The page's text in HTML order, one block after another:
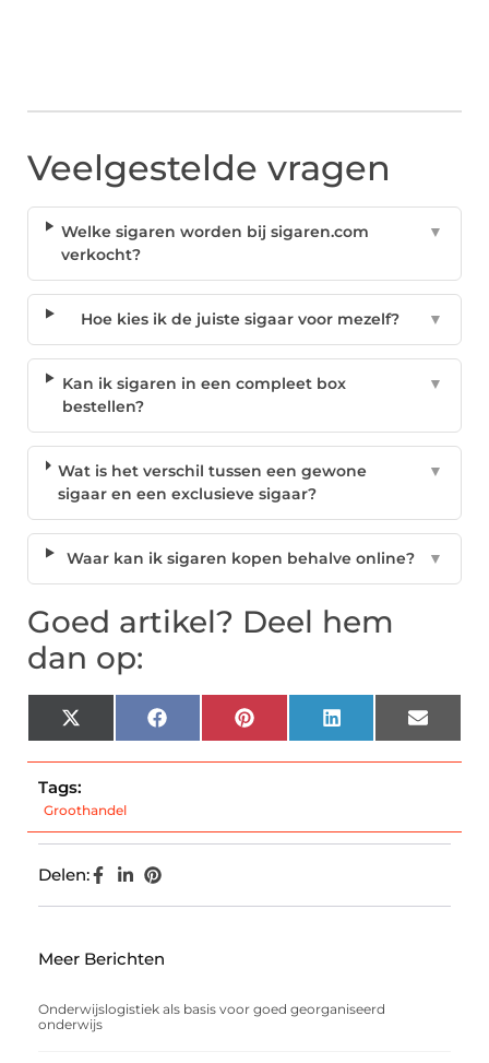
Veelgestelde vragen
Welke sigaren worden bij sigaren.com
verkocht?
▼
Hoe kies ik de juiste sigaar voor mezelf? ▼
Kan ik sigaren in een compleet box
bestellen?
▼
Wat is het verschil tussen een gewone
sigaar en een exclusieve sigaar?
▼
Waar kan ik sigaren kopen behalve online? ▼
Goed artikel? Deel hem
dan op:
X
(Twitter)
Facebook Pinterest LinkedIn Email
Tags:
Groothandel
Delen:
Meer Berichten
Onderwijslogistiek als basis voor goed georganiseerd
onderwijs